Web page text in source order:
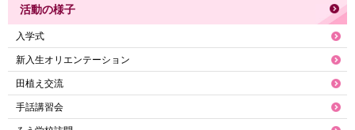
活動の様子
入学式
新入生オリエンテーション
田植え交流
手話講習会